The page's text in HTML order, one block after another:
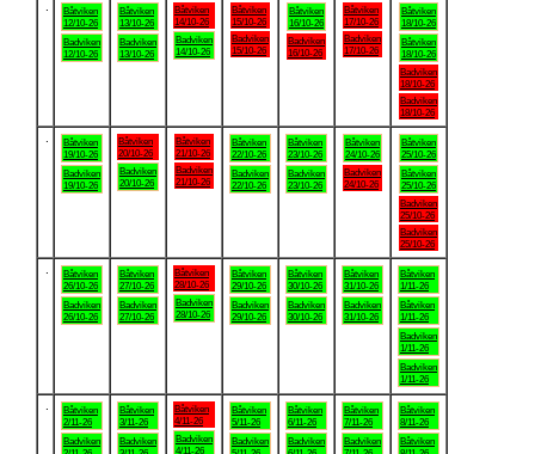
Båtviken
12/10-26
Badviken
12/10-26
Båtviken
13/10-26
Badviken
13/10-26
Båtviken
14/10-26
Badviken
14/10-26
Båtviken
15/10-26
Badviken
15/10-26
Båtviken
16/10-26
Badviken
16/10-26
Båtviken
17/10-26
Badviken
17/10-26
Båtviken
18/10-26
Båtviken
18/10-26
Badviken
18/10-26
Badviken
18/10-26
Båtviken
19/10-26
Badviken
19/10-26
Båtviken
20/10-26
Badviken
20/10-26
Båtviken
21/10-26
Badviken
21/10-26
Båtviken
22/10-26
Badviken
22/10-26
Båtviken
23/10-26
Badviken
23/10-26
Båtviken
24/10-26
Badviken
24/10-26
Båtviken
25/10-26
Båtviken
25/10-26
Badviken
25/10-26
Badviken
25/10-26
Båtviken
26/10-26
Badviken
26/10-26
Båtviken
27/10-26
Badviken
27/10-26
Båtviken
28/10-26
Badviken
28/10-26
Båtviken
29/10-26
Badviken
29/10-26
Båtviken
30/10-26
Badviken
30/10-26
Båtviken
31/10-26
Badviken
31/10-26
Båtviken
1/11-26
Båtviken
1/11-26
Badviken
1/11-26
Badviken
1/11-26
Båtviken
2/11-26
Badviken
Båtviken
3/11-26
Badviken
Båtviken
4/11-26
Badviken
4/11-26
Båtviken
5/11-26
Badviken
Båtviken
6/11-26
Badviken
Båtviken
7/11-26
Badviken
Båtviken
8/11-26
Båtviken